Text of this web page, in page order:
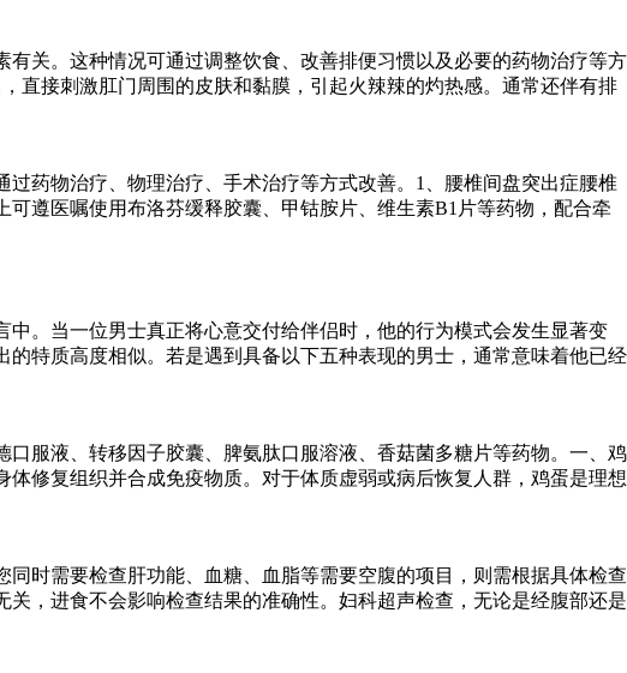
关。这种情况可通过调整饮食、改善排便习惯以及必要的药物治疗等方
直接刺激肛门周围的皮肤和黏膜，引起火辣辣的灼热感。通常还伴有排
药物治疗、物理治疗、手术治疗等方式改善。1、腰椎间盘突出症腰椎
遵医嘱使用布洛芬缓释胶囊、甲钴胺片、维生素B1片等药物，配合牵
。当一位男士真正将心意交付给伴侣时，他的行为模式会发生显著变
特质高度相似。若是遇到具备以下五种表现的男士，通常意味着他已经
服液、转移因子胶囊、脾氨肽口服溶液、香菇菌多糖片等药物。一、鸡
修复组织并合成免疫物质。对于体质虚弱或病后恢复人群，鸡蛋是理想
时需要检查肝功能、血糖、血脂等需要空腹的项目，则需根据具体检查
，进食不会影响检查结果的准确性。妇科超声检查，无论是经腹部还是